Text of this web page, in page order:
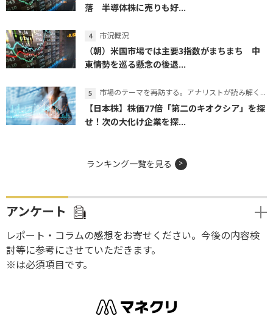
落 半導体株に売りも好...
市況概況
（朝）米国市場では主要3指数がまちまち 中
東情勢を巡る懸念の後退...
市場のテーマを再訪する。アナリストが読み解くテーマの本質
【日本株】株価77倍「第二のキオクシア」を探
せ！次の大化け企業を探...
ランキング一覧を見る
アンケート
レポート・コラムの感想をお寄せください。今後の内容検
討等に参考にさせていただきます。
※は必須項目です。